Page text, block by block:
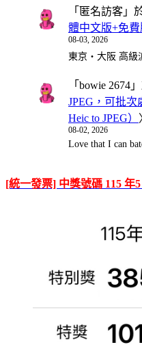
「 匿名訪客 」
體中文版+免費
08-03, 2026
東京・大阪 高
「 bowie 2674
JPEG，可批次
Heic to JPEG）
08-02, 2026
Love that I can
[統一發票] 中獎號碼 115 年5